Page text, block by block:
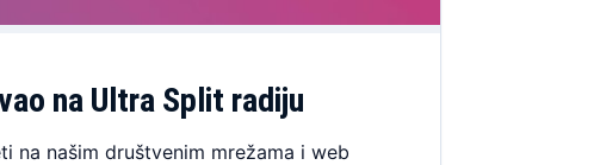
na Ultra Split radiju
na našim društvenim mrežama i web